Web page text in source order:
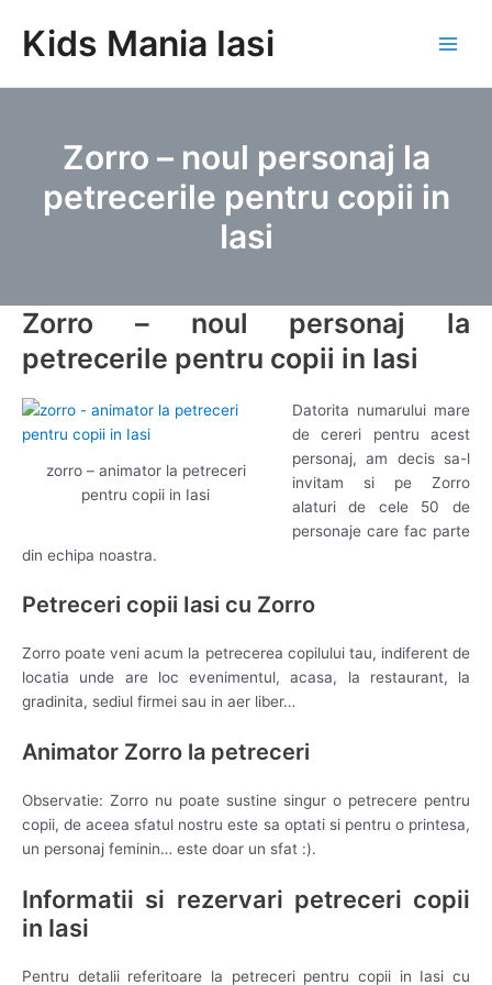
contentKids Mania Iasi
Zorro – noul personaj la
petrecerile pentru copii in
Iasi
Zorro – noul personaj la
petrecerile pentru copii in Iasi
zorro – animator la petreceri
pentru copii in Iasi
Datorita numarului mare
de cereri pentru acest
personaj, am decis sa-l
invitam si pe Zorro
alaturi de cele 50 de
personaje care fac parte
din echipa noastra.
Petreceri copii Iasi cu Zorro
Zorro poate veni acum la petrecerea copilului tau, indiferent de
locatia unde are loc evenimentul, acasa, la restaurant, la
gradinita, sediul firmei sau in aer liber…
Animator Zorro la petreceri
Observatie: Zorro nu poate sustine singur o petrecere pentru
copii, de aceea sfatul nostru este sa optati si pentru o printesa,
un personaj feminin… este doar un sfat :).
Informatii si rezervari petreceri copii
in Iasi
Pentru detalii referitoare la petreceri pentru copii in Iasi cu